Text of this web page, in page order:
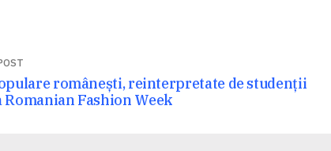
românești, reinterpretate de studenții
Romanian Fashion Week